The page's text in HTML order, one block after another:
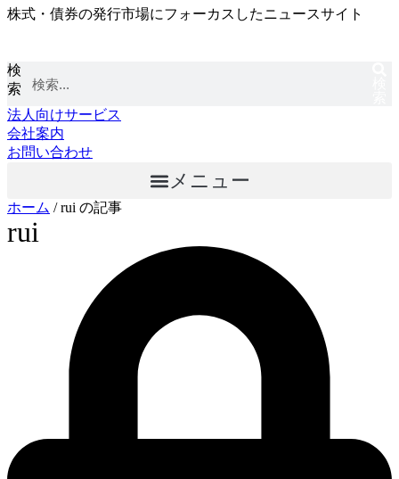
コ
ン
ツ
に
ス
キ
ッ
株式・債券の発行市場にフォーカスしたニュースサイト
検
索
法人向けサービス
会社案内
お問い合わせ
メニュー
ホーム /rui の記事
rui